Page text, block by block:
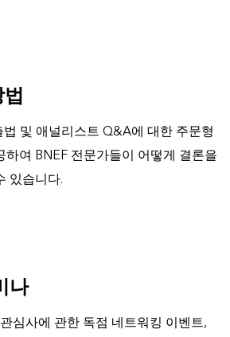
및 애널리스트 Q&A에 대한 주문형
하여 BNEF 전문가들이 어떻게 결론을
있습니다.
나
심사에 관한 독점 네트워킹 이벤트,